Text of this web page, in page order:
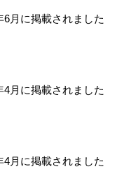
6月に掲載されました
4月に掲載されました
4月に掲載されました